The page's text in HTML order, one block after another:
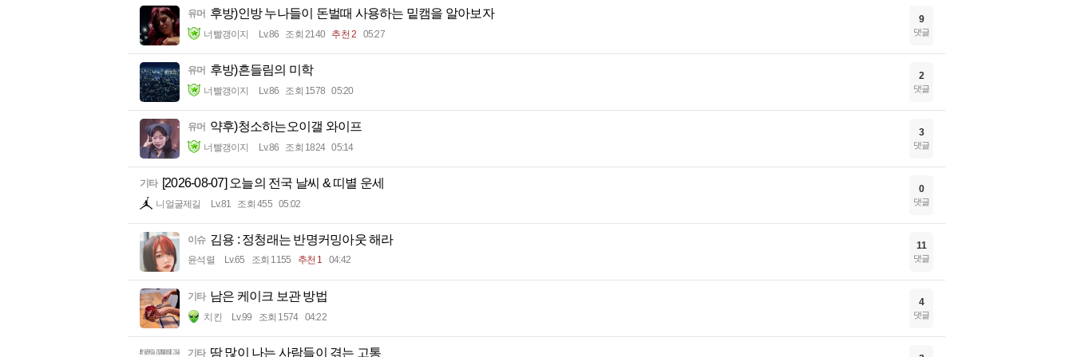
유머 후방)인방 누나들이 돈벌때 사용하는 밑캠을 알아보자
너빨갱이지 Lv.86 조회 2140 추천 2 05:27
9
댓글
유머 후방)흔들림의 미학
너빨갱이지 Lv.86 조회 1578 05:20
2
댓글
유머 약후)청소하는오이갤 와이프
너빨갱이지 Lv.86 조회 1824 05:14
3
댓글
기타 [2026-08-07] 오늘의 전국 날씨 & 띠별 운세
니얼굴제길 Lv.81 조회 455 05:02
0
댓글
이슈 김용 : 정청래는 반명커밍아웃 해라
윤석렬 Lv.65 조회 1155 추천 1 04:42
11
댓글
기타 남은 케이크 보관 방법
치킨 Lv.99 조회 1574 04:22
4
댓글
기타 땀 많이 나는 사람들이 겪는 고통